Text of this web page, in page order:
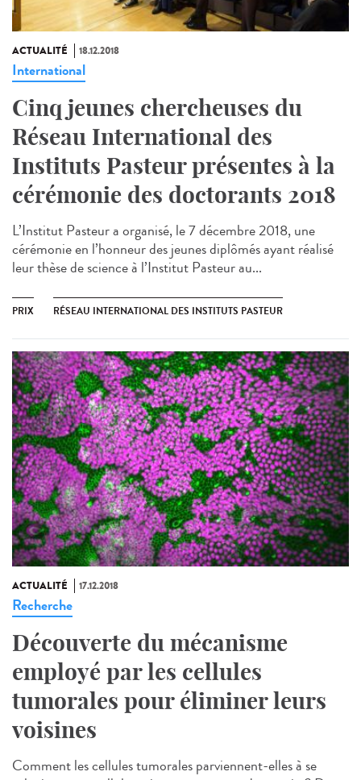
ACTUALITÉ 18.12.2018
International
Cinq jeunes chercheuses du
Réseau International des
Instituts Pasteur présentes à la
cérémonie des doctorants 2018
L’Institut Pasteur a organisé, le 7 décembre 2018, une
cérémonie en l’honneur des jeunes diplômés ayant réalisé
leur thèse de science à l’Institut Pasteur au...
PRIX RÉSEAU INTERNATIONAL DES INSTITUTS PASTEUR
ACTUALITÉ 17.12.2018
Recherche
Découverte du mécanisme
employé par les cellules
tumorales pour éliminer leurs
voisines
Comment les cellules tumorales parviennent-elles à se